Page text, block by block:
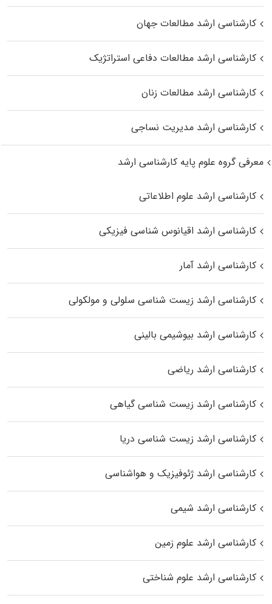
کارشناسی ارشد مطالعات جهان
کارشناسی ارشد مطالعات دفاعی استراتژیک
کارشناسی ارشد مطالعات زنان
کارشناسی ارشد مدیریت نساجی
معرفی گروه علوم پایه کارشناسی ارشد
کارشناسی ارشد علوم اطلاعاتی
کارشناسی ارشد اقیانوس‌ شناسی فیزیکی
کارشناسی ارشد آمار
کارشناسی ارشد زیست شناسی سلولی و مولکولی
کارشناسی ارشد بیوشیمی بالینی
کارشناسی ارشد ریاضی
کارشناسی ارشد زیست‌ شناسی گیاهی
کارشناسی ارشد زیست‌ شناسی دریا
کارشناسی ارشد ژئوفیزیک و هواشناسی
کارشناسی ارشد شیمی
کارشناسی ارشد علوم زمین
کارشناسی ارشد علوم شناختی